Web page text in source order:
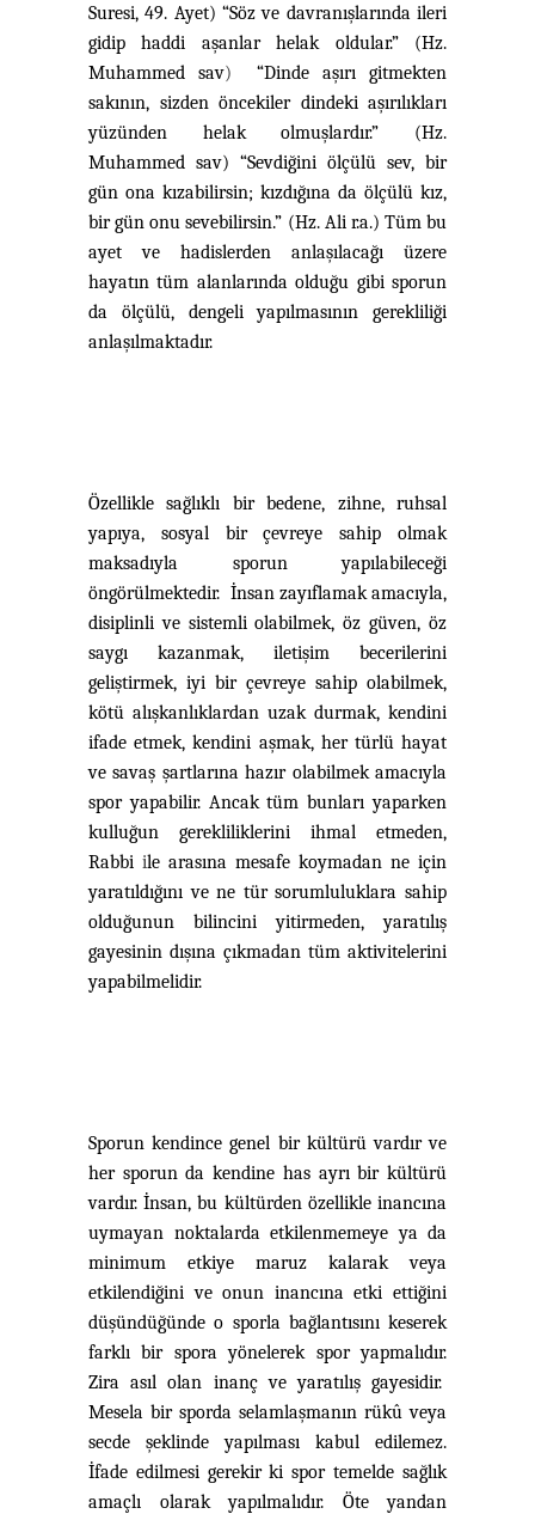
Suresi, 49. Ayet) “Söz ve davranışlarında ileri
gidip haddi aşanlar helak oldular.” (Hz.
Muhammed sav)
“Dinde aşırı gitmekten
sakının, sizden öncekiler dindeki aşırılıkları
yüzünden helak olmuşlardır.” (Hz.
Muhammed sav) “Sevdiğini ölçülü sev, bir
gün ona kızabilirsin; kızdığına da ölçülü kız,
bir gün onu sevebilirsin.” (Hz. Ali r.a.) Tüm bu
ayet ve hadislerden anlaşılacağı üzere
hayatın tüm alanlarında olduğu gibi sporun
da ölçülü, dengeli yapılmasının gerekliliği
anlaşılmaktadır.
Özellikle sağlıklı bir bedene, zihne, ruhsal
yapıya, sosyal bir çevreye sahip olmak
maksadıyla sporun yapılabileceği
öngörülmektedir. İnsan zayıflamak amacıyla,
disiplinli ve sistemli olabilmek, öz güven, öz
saygı kazanmak, iletişim becerilerini
geliştirmek, iyi bir çevreye sahip olabilmek,
kötü alışkanlıklardan uzak durmak, kendini
ifade etmek, kendini aşmak, her türlü hayat
ve savaş şartlarına hazır olabilmek amacıyla
spor yapabilir. Ancak tüm bunları yaparken
kulluğun gerekliliklerini ihmal etmeden,
Rabbi ile arasına mesafe koymadan ne için
yaratıldığını ve ne tür sorumluluklara sahip
olduğunun bilincini yitirmeden, yaratılış
gayesinin dışına çıkmadan tüm aktivitelerini
yapabilmelidir.
Sporun kendince genel bir kültürü vardır ve
her sporun da kendine has ayrı bir kültürü
vardır. İnsan, bu kültürden özellikle inancına
uymayan noktalarda etkilenmemeye ya da
minimum etkiye maruz kalarak veya
etkilendiğini ve onun inancına etki ettiğini
düşündüğünde o sporla bağlantısını keserek
farklı bir spora yönelerek spor yapmalıdır.
Zira asıl olan inanç ve yaratılış gayesidir.
Mesela bir sporda selamlaşmanın rükû veya
secde şeklinde yapılması kabul edilemez.
İfade edilmesi gerekir ki spor temelde sağlık
amaçlı olarak yapılmalıdır. Öte yandan